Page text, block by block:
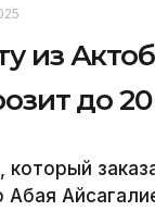
из
до
Абая